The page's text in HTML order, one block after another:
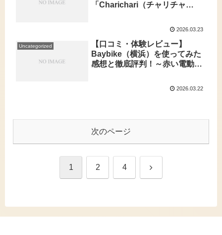
「Charichari（チャリチャ
2026.03.23
Uncategorized
【口コミ・体験レビュー】
Baybike（横浜）を使ってみた
感想と徹底評判！～赤い電動自
2026.03.22
次のページ
1 2 4 次